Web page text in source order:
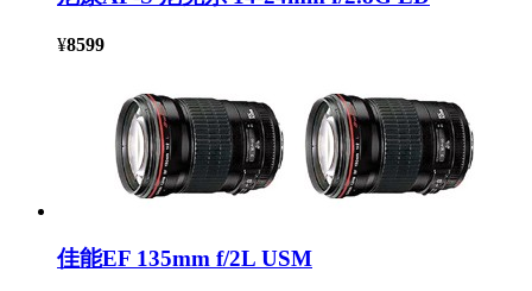
¥8599
佳能EF 135mm f/2L USM